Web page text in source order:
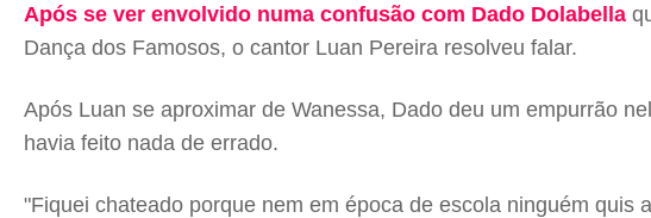
Após se ver envolvido numa confusão com Dado Dolabella
Dança dos Famosos, o cantor Luan Pereira resolveu falar.
Após Luan se aproximar de Wanessa, Dado deu um empurrão
havia feito nada de errado.
"Fiquei chateado porque nem em época de escola ninguém